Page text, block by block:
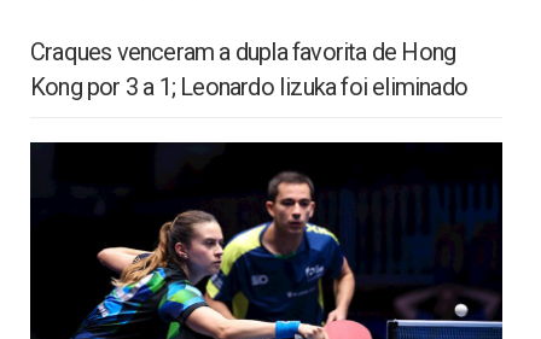
Craques venceram a dupla favorita de Hong
Kong por 3 a 1; Leonardo Iizuka foi eliminado